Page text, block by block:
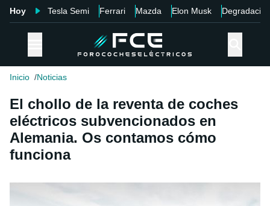
Hoy Tesla Semi Ferrari Mazda Elon Musk Degradación
Inicio Noticias
El chollo de la reventa de coches
eléctricos subvencionados en
Alemania. Os contamos cómo
funciona